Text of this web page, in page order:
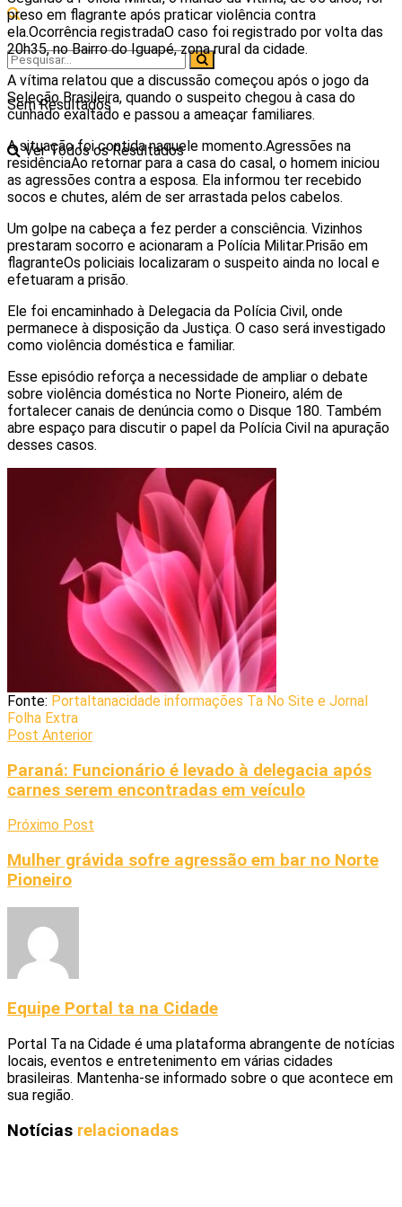
Sem Resultados
Ver Todos os Resultados
preso em flagrante após praticar violência contra
ela.Ocorrência registradaO caso foi registrado por volta das
20h35, no Bairro do Iguapé, zona rural da cidade.
A vítima relatou que a discussão começou após o jogo da
Seleção Brasileira, quando o suspeito chegou à casa do
cunhado exaltado e passou a ameaçar familiares.
A situação foi contida naquele momento.Agressões na
residênciaAo retornar para a casa do casal, o homem iniciou
as agressões contra a esposa. Ela informou ter recebido
socos e chutes, além de ser arrastada pelos cabelos.
Um golpe na cabeça a fez perder a consciência. Vizinhos
prestaram socorro e acionaram a Polícia Militar.Prisão em
flagranteOs policiais localizaram o suspeito ainda no local e
efetuaram a prisão.
Ele foi encaminhado à Delegacia da Polícia Civil, onde
permanece à disposição da Justiça. O caso será investigado
como violência doméstica e familiar.
Esse episódio reforça a necessidade de ampliar o debate
sobre violência doméstica no Norte Pioneiro, além de
fortalecer canais de denúncia como o Disque 180. Também
abre espaço para discutir o papel da Polícia Civil na apuração
desses casos.
Fonte: Portaltanacidade informações Ta No Site e Jornal
Folha Extra
Post Anterior
Paraná: Funcionário é levado à delegacia após
carnes serem encontradas em veículo
Próximo Post
Mulher grávida sofre agressão em bar no Norte
Pioneiro
Equipe Portal ta na Cidade
Portal Ta na Cidade é uma plataforma abrangente de notícias
locais, eventos e entretenimento em várias cidades
brasileiras. Mantenha-se informado sobre o que acontece em
sua região.
Notícias relacionadas